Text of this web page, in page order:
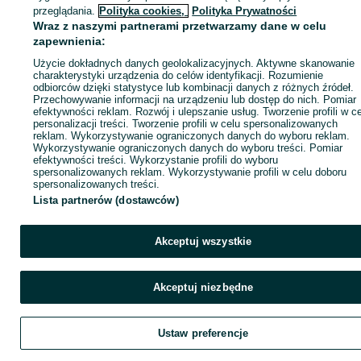
1077205737 Wyświetlenia:
Zadzwoń / SMS
przeglądania. Polityka cookies, Polityka Prywatności
Wraz z naszymi partnerami przetwarzamy dane w celu
zapewnienia:
Użycie dokładnych danych geolokalizacyjnych. Aktywne skanowanie
charakterystyki urządzenia do celów identyfikacji. Rozumienie
odbiorców dzięki statystyce lub kombinacji danych z różnych źródeł.
Przechowywanie informacji na urządzeniu lub dostęp do nich. Pomiar
efektywności reklam. Rozwój i ulepszanie usług. Tworzenie profili w
personalizacji treści. Tworzenie profili w celu spersonalizowanych
reklam. Wykorzystywanie ograniczonych danych do wyboru reklam.
Wykorzystywanie ograniczonych danych do wyboru treści. Pomiar
efektywności treści. Wykorzystanie profili do wyboru
spersonalizowanych reklam. Wykorzystywanie profili w celu doboru
spersonalizowanych treści.
Lista partnerów (dostawców)
Akceptuj wszystkie
Akceptuj niezbędne
Ustaw preferencje